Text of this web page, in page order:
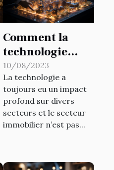
Comment la
technologie
change le
secteur
immobilier : une
perspective
d'expert
10/08/2023
La technologie a
toujours eu un impact
profond sur divers
secteurs et le secteur
immobilier n’est pas...